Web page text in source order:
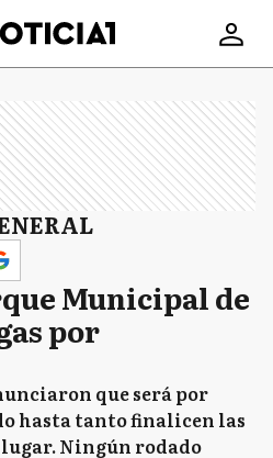
Municipal de
por
que será por
hasta tanto finalicen las
Ningún rodado